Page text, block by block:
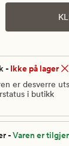
- Ikke på lager
er desverre
i butikk
-Varen er